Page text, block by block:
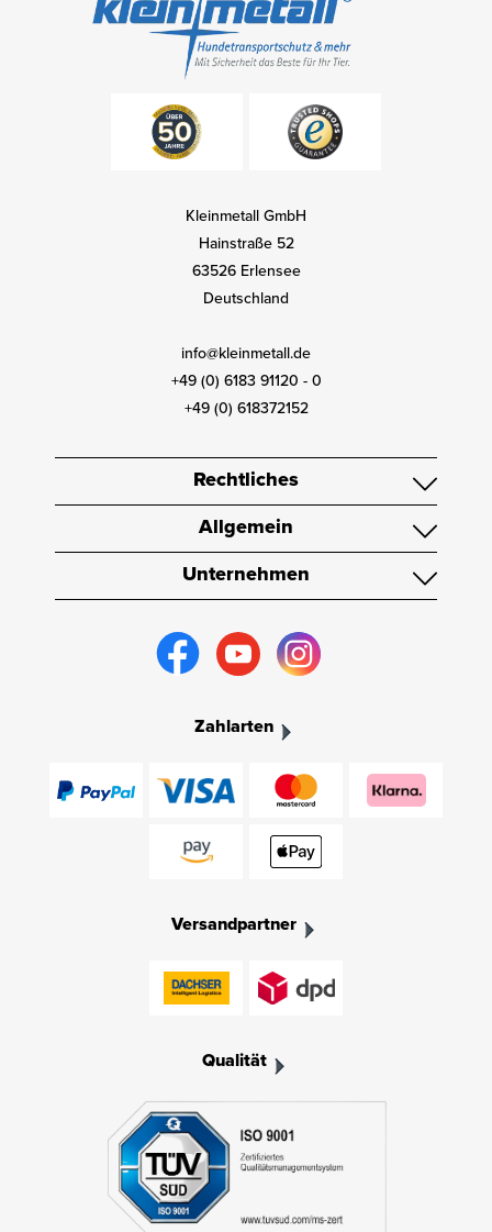
Kleinmetall GmbH
Hainstraße 52
63526 Erlensee
Deutschland
info@kleinmetall.de
+49 (0) 6183 91120 - 0
+49 (0) 618372152
Rechtliches
Allgemein
Unternehmen
Zahlarten
Versandpartner
Qualität